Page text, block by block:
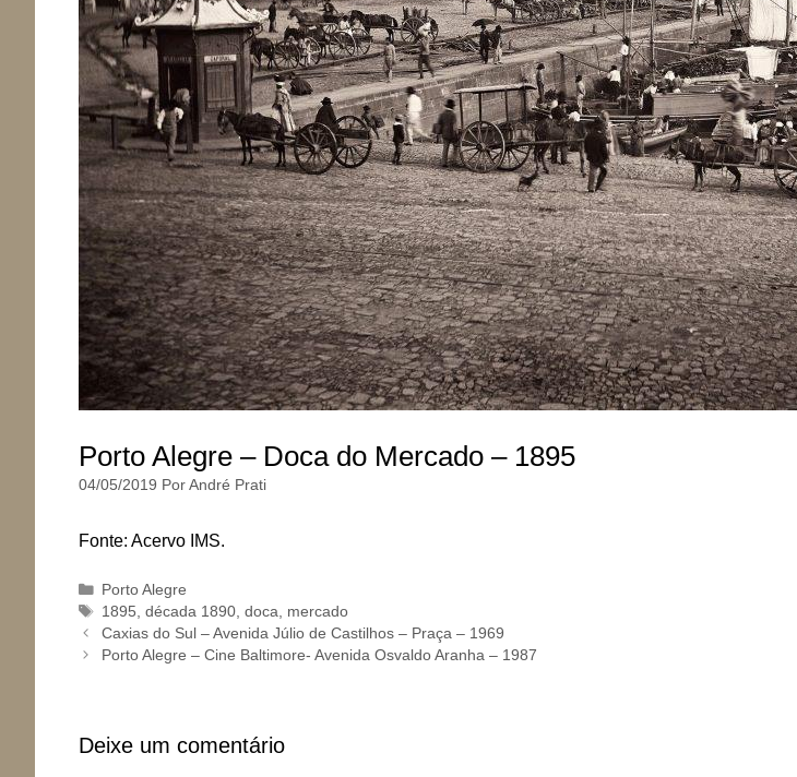
Porto Alegre – Doca do Mercado – 1895
04/05/2019 Por André Prati
Fonte: Acervo IMS.
Categorias
Porto Alegre
Tags
1895,década 1890,doca, mercado
Caxias do Sul – Avenida Júlio de Castilhos – Praça – 1969
Porto Alegre – Cine Baltimore- Avenida Osvaldo Aranha – 1987
Deixe um comentário